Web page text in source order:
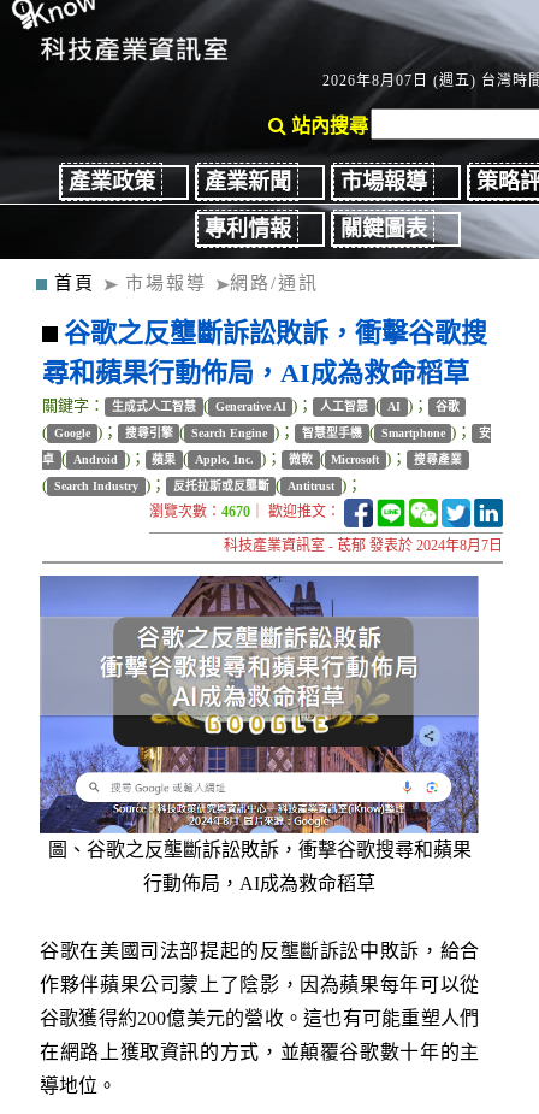
2026年8月07日 (週五) 台灣時
站內搜尋
產業政策 產業新聞 市場報導
策略
專利情報
關鍵圖表
首頁 市場報導 網路/通訊
谷歌之反壟斷訴訟敗訴，衝擊谷歌搜
尋和蘋果行動佈局，AI成為救命稻草
關鍵字： 生成式人工智慧 ( Generative AI )； 人工智慧 ( AI )； 谷歌
( Google )； 搜尋引擎 ( Search Engine )； 智慧型手機 ( Smartphone )； 安
卓 ( Android )； 蘋果 ( Apple, Inc. )； 微軟 ( Microsoft )； 搜尋產業
( Search Industry )； 反托拉斯或反壟斷 ( Antitrust )；
瀏覽次數：4670 ｜ 歡迎推文：
科技產業資訊室 - 茋郁 發表於 2024年8月7日
圖、 谷歌之反壟斷訴訟敗訴，衝擊谷歌搜尋和蘋果
行動佈局，AI成為救命稻草
谷歌在美國司法部提起的反壟斷訴訟中敗訴，給合
作夥伴蘋果公司蒙上了陰影，因為蘋果每年可以從
谷歌獲得約200億美元的營收。這也有可能重塑人們
在網路上獲取資訊的方式，並顛覆谷歌數十年的主
導地位。